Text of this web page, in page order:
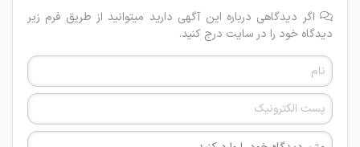
اگر دیدگاهی درباره این آگهی دارید میتوانید از طریق فرم زیر
دیدگاه خود را در سایت درج کنید.